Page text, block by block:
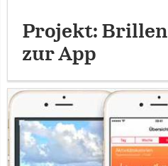
Projekt:
zur App